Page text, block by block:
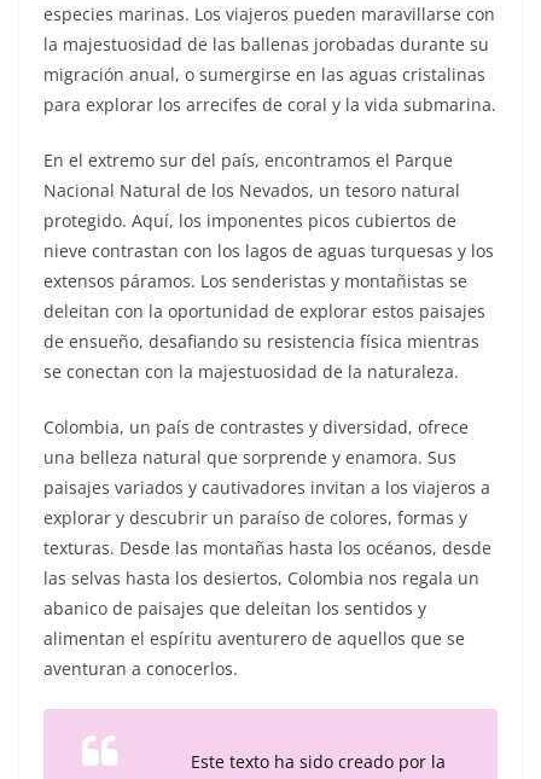
especies marinas. Los viajeros pueden maravillarse con
la majestuosidad de las ballenas jorobadas durante su
migración anual, o sumergirse en las aguas cristalinas
para explorar los arrecifes de coral y la vida submarina.
En el extremo sur del país, encontramos el Parque
Nacional Natural de los Nevados, un tesoro natural
protegido. Aquí, los imponentes picos cubiertos de
nieve contrastan con los lagos de aguas turquesas y los
extensos páramos. Los senderistas y montañistas se
deleitan con la oportunidad de explorar estos paisajes
de ensueño, desafiando su resistencia física mientras
se conectan con la majestuosidad de la naturaleza.
Colombia, un país de contrastes y diversidad, ofrece
una belleza natural que sorprende y enamora. Sus
paisajes variados y cautivadores invitan a los viajeros a
explorar y descubrir un paraíso de colores, formas y
texturas. Desde las montañas hasta los océanos, desde
las selvas hasta los desiertos, Colombia nos regala un
abanico de paisajes que deleitan los sentidos y
alimentan el espíritu aventurero de aquellos que se
aventuran a conocerlos.
Este texto ha sido creado por la